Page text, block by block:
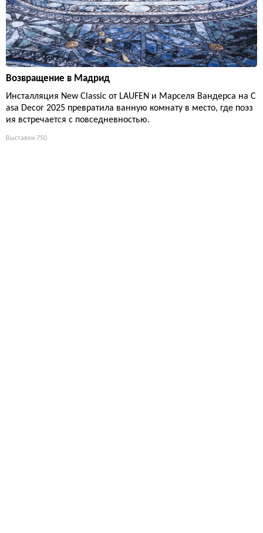
Возвращение в Мадрид
Инсталляция New Classic от LAUFEN и Марселя Вандерса на C
asa Decor 2025 превратила ванную комнату в место, где поэз
ия встречается с повседневностью.
Выставки 750